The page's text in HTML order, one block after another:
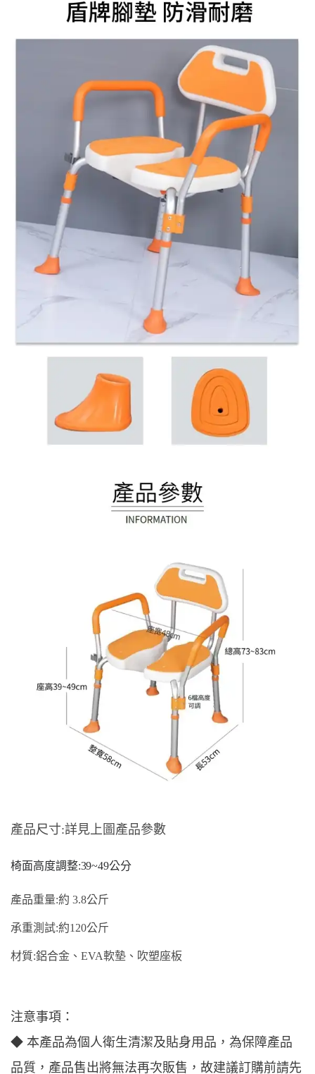
產品尺寸:詳見上圖 產品參數
椅面高度調整:39~49公分
產品重量:約 3.8公斤
承重測試:約120公斤
材質:鋁合金 、 EVA軟墊 、 吹塑座板
注意事項：
◆ 本產品為個人衛生清潔及貼身用品，為保障產品
品質，產品售出將無法再次販售，故建議訂購前請先